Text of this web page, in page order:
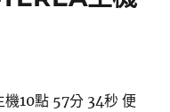
機10點 57分 34秒便